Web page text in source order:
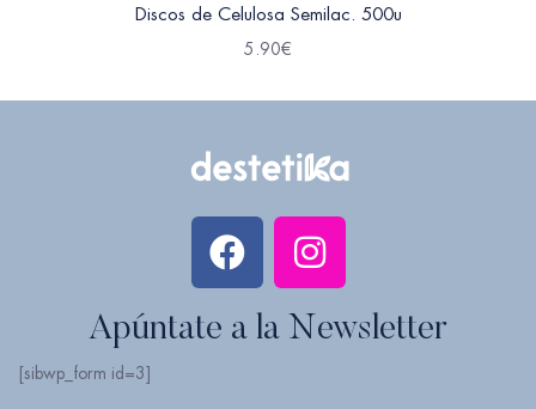
Discos de Celulosa Semilac. 500u
5.90€
Apúntate a la Newsletter
[sibwp_form id=3]